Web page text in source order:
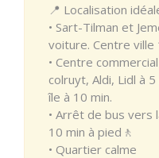
📍 Localisation
• Sart-Tilman et
voiture. Centre ville
• Centre
colruyt, Aldi, Lidl à
île à 10 min.
• Arrêt de bus vers
10 min à pied🚶
• Quartier calme